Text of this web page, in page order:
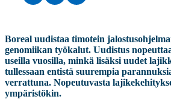
Boreal uudistaa timotein
genomiikan työkalut. Uudistus
useilla vuosilla, minkä lisäksi uudet
tullessaan entistä suurempia
verrattuna. Nopeutuvasta
ympäristökin.